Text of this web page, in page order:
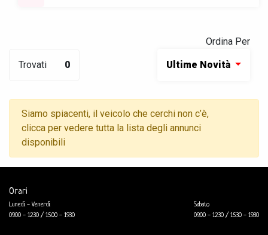
Trovati 0
Ordina Per
Ultime Novità
Siamo spiacenti, il veicolo che cerchi non c’è,
clicca per vedere tutta la lista degli annunci
disponibili
Orari
Lunedì - Venerdì
09.00 - 12.30 / 15.00 - 19.30
Sabato
09.00 - 12.30 / 15.30 - 19.30